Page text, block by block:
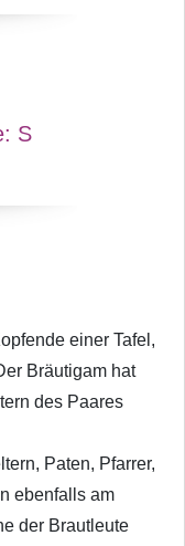
S
einer Tafel,
Bräutigam hat
des Paares
Paten, Pfarrer,
ebenfalls am
der Brautleute